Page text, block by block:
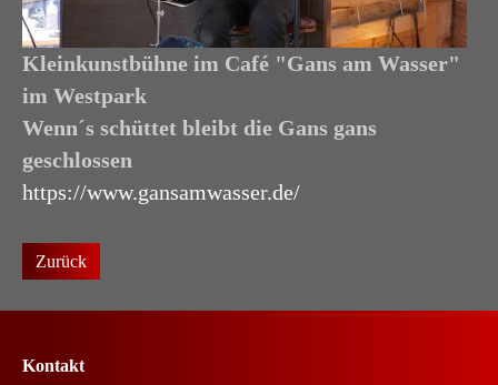
Kleinkunstbühne im Café "Gans am Wasser"
im Westpark
Wenn´s schüttet bleibt die Gans gans
geschlossen
https://www.gansamwasser.de/
Zurück
Kontakt